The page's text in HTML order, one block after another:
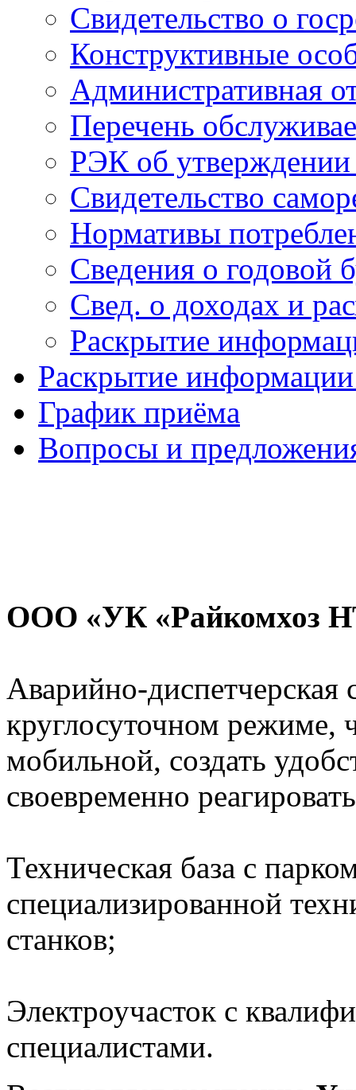
Свидетельство о
Конструктивные
Административная
Перечень
РЭК об утверждении
Свидетельство
Нормативы
Сведения о годовой
Свед. о доходах и
Раскрытие
Раскрытие информации
График приёма
Вопросы и
ООО «УК «Райкомхоз
Аварийно-
круглосуточном режиме,
мобильной, создать
своевременно
Техническая база с
специализированной
станков;
Электроучасток с
специалистами.